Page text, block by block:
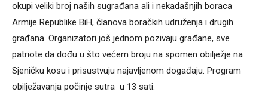
okupi veliki broj naših sugrađana ali i nekadašnjih boraca
Armije Republike BiH, članova boračkih udruženja i drugih
građana. Organizatori još jednom pozivaju građane, sve
patriote da dođu u što većem broju na spomen obilježje na
Sjeničku kosu i prisustvuju najavljenom događaju. Program
obilježavanja počinje sutra u 13 sati.